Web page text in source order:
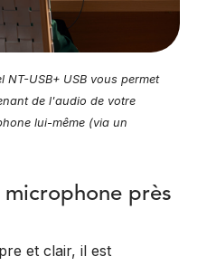
USB+ USB vous permet
de l'audio de votre
lui-même (via un
près
et clair, il est